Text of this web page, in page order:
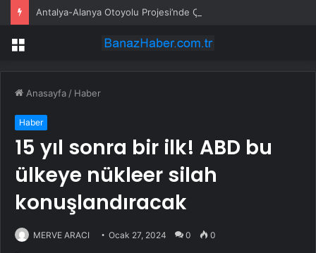
Menü
Anasayfa / Haber
Haber
15 yıl sonra bir ilk! ABD bu
ülkeye nükleer silah
konuşlandıracak
MERVE ARACI Ocak 27, 2024 0 0